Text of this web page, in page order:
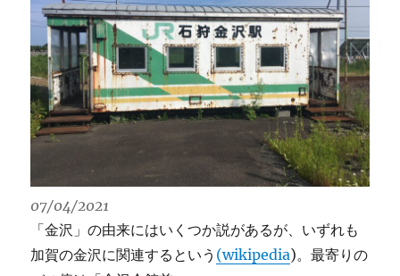
07/04/2021
「金沢」の由来にはいくつか説があるが、いずれも
加賀の金沢に関連するという (wikipedia)。最寄りの